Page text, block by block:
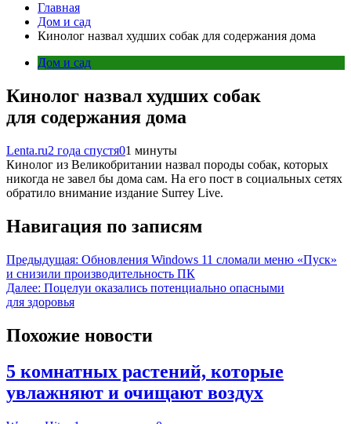
Главная
Дом и сад
Кинолог назвал худших собак для содержания дома
Дом и сад
Кинолог назвал худших собак
для содержания дома
Lenta.ru2 года спустя01 минуты
Кинолог из Великобритании назвал породы собак, которых
никогда не завел бы дома сам. На его пост в социальных сетях
обратило внимание издание Surrey Live.
Навигация по записям
Предыдущая: Обновления Windows 11 сломали меню «Пуск»
и снизили производительность ПК
Далее: Поцелуи оказались потенциально опасными
для здоровья
Похожие новости
5 комнатных растений, которые
увлажняют и очищают воздух